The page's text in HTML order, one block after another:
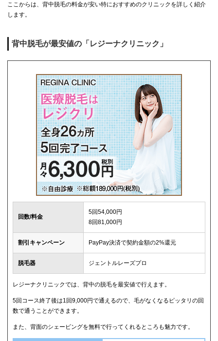
ここからは、背中脱毛の料金が安い特におすすめのクリニックを詳しく紹介
します。
背中脱毛が最安値の「レジーナクリニック」
回数/料金
5回54,000円
8回81,000円
割引キャンペーン PayPay決済で契約金額の2%還元
脱毛器 ジェントルレーズプロ
レジーナクリニックでは、背中の脱毛を最安値で行えます。
5回コース終了後は1回9,000円で通えるので、毛がなくなるピッタリの回
数で通うことができます。
また、背面のシェービングを無料で行ってくれるところも魅力です。